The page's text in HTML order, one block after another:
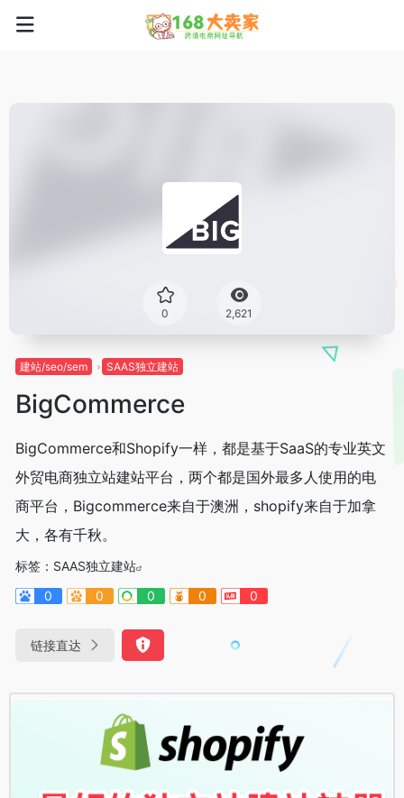
0 2,621
建站/seo/sem SAAS独立建站
BigCommerce
BigCommerce和Shopify一样，都是基于SaaS的专业英文
外贸电商独立站建站平台，两个都是国外最多人使用的电
商平台，Bigcommerce来自于澳洲，shopify来自于加拿
大，各有千秋。
标签： SAAS独立建站
0
0 0 0 0
链接直达